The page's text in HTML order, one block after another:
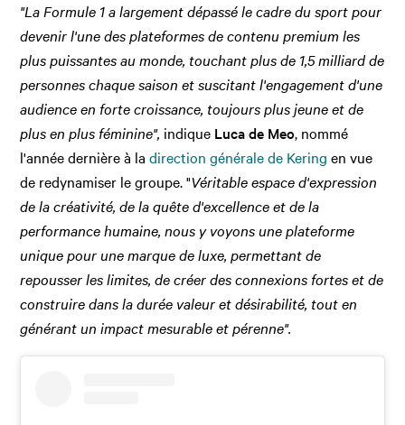
"La Formule 1 a largement dépassé le cadre du sport pour
devenir l'une des plateformes de contenu premium les
plus puissantes au monde, touchant plus de 1,5 milliard de
personnes chaque saison et suscitant l'engagement d'une
audience en forte croissance, toujours plus jeune et de
plus en plus féminine", indique Luca de Meo, nommé
l'année dernière à ladirection générale de Kering en vue
de redynamiser le groupe. "Véritable espace d'expression
de la créativité, de la quête d'excellence et de la
performance humaine, nous y voyons une plateforme
unique pour une marque de luxe, permettant de
repousser les limites, de créer des connexions fortes et de
construire dans la durée valeur et désirabilité, tout en
générant un impact mesurable et pérenne".